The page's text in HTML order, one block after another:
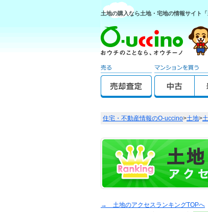
土地の購入なら土地・宅地の情報サイト
住宅・不動産情報のO-uccino>土地>
→ 土地のアクセスランキングTOPへ